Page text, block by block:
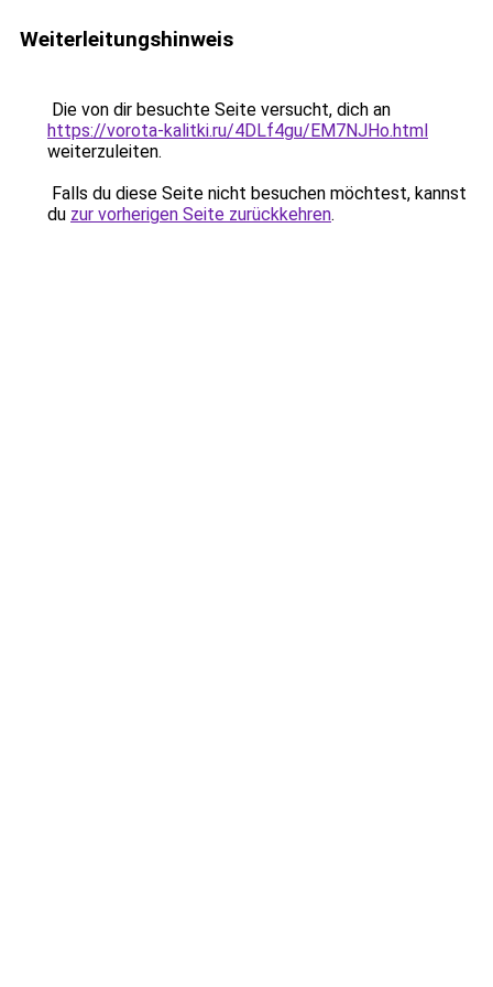
Weiterleitungshinweis
Die von dir besuchte Seite versucht, dich an
https://vorota-kalitki.ru/4DLf4gu/EM7NJHo.html
weiterzuleiten.
Falls du diese Seite nicht besuchen möchtest, kannst
du zur vorherigen Seite zurückkehren.